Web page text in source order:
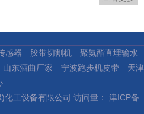
感器 胶带切割机
聚氨酯直埋输水
山东酒曲厂家 宁波跑步机皮带
天津
工设备有限公司 访问量：
津ICP备